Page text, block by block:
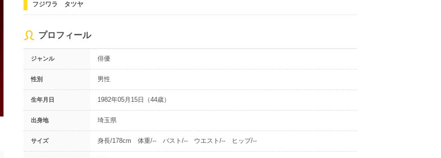
フジワラ タツヤ
プロフィール
ジャンル 俳優
性別 男性
生年月日 1982年05月15日（44歳）
出身地 埼玉県
サイズ 身長/178cm 体重/-- バスト/-- ウエスト/-- ヒップ/--